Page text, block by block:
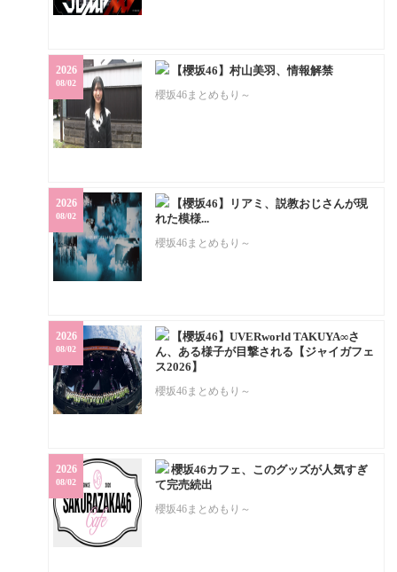
【櫻坂46】村山美羽、情報解禁
櫻坂46まとめもり～
2026
08/02
【櫻坂46】リアミ、説教おじさんが現
れた模様...
櫻坂46まとめもり～
2026
08/02
【櫻坂46】UVERworld TAKUYA∞さ
ん、ある様子が目撃される【ジャイガフェ
ス2026】
櫻坂46まとめもり～
2026
08/02
櫻坂46カフェ、このグッズが人気すぎ
て完売続出
櫻坂46まとめもり～
2026
08/02